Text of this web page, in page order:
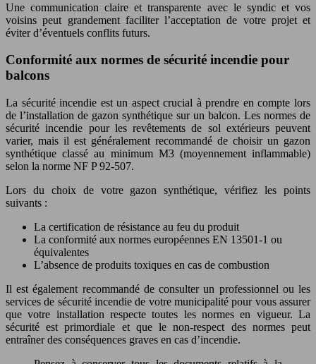
Une communication claire et transparente avec le syndic et vos
voisins peut grandement faciliter l’acceptation de votre projet et
éviter d’éventuels conflits futurs.
Conformité aux normes de sécurité incendie pour
balcons
La sécurité incendie est un aspect crucial à prendre en compte lors
de l’installation de gazon synthétique sur un balcon. Les normes de
sécurité incendie pour les revêtements de sol extérieurs peuvent
varier, mais il est généralement recommandé de choisir un gazon
synthétique classé au minimum M3 (moyennement inflammable)
selon la norme NF P 92-507.
Lors du choix de votre gazon synthétique, vérifiez les points
suivants :
La certification de résistance au feu du produit
La conformité aux normes européennes EN 13501-1 ou
équivalentes
L’absence de produits toxiques en cas de combustion
Il est également recommandé de consulter un professionnel ou les
services de sécurité incendie de votre municipalité pour vous assurer
que votre installation respecte toutes les normes en vigueur. La
sécurité est primordiale et que le non-respect des normes peut
entraîner des conséquences graves en cas d’incendie.